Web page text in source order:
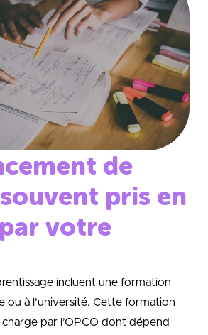
de
pris en
votre
incluent une formation
ou à l’université. Cette formation
par l’OPCO dont dépend